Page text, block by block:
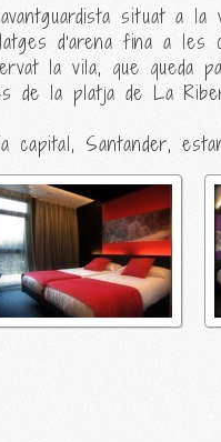
situat a
d'arena fina a les
la vila, que queda
de la platja de La
capital, Santander,